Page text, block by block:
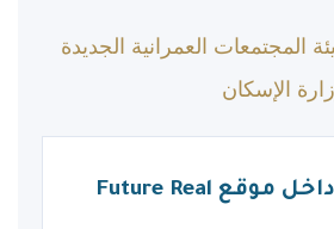
المجتمعات العمرانية الجديدة
الإسكان
روابط مهمة داخل موقع Future Real